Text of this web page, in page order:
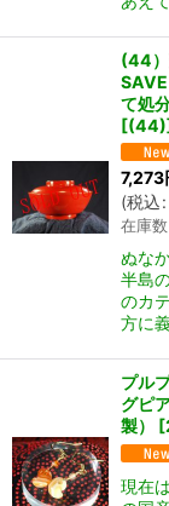
(44）
て処
[(44)
7,273
(税込:
在庫
ぬな
半島
のカ
方に
プル
グピ
製）
[
現在